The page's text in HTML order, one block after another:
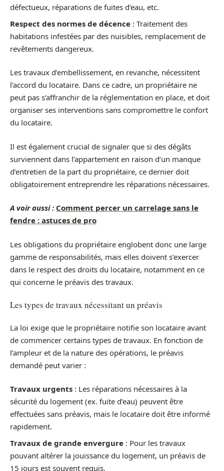
défectueux, réparations de fuites d’eau, etc.
Respect des normes de décence : Traitement des
habitations infestées par des nuisibles, remplacement de
revêtements dangereux.
Les travaux d’embellissement, en revanche, nécessitent
l’accord du locataire. Dans ce cadre, un propriétaire ne
peut pas s’affranchir de la réglementation en place, et doit
organiser ses interventions sans compromettre le confort
du locataire.
Il est également crucial de signaler que si des dégâts
surviennent dans l’appartement en raison d’un manque
d’entretien de la part du propriétaire, ce dernier doit
obligatoirement entreprendre les réparations nécessaires.
A voir aussi : Comment percer un carrelage sans le
fendre : astuces de pro
Les obligations du propriétaire englobent donc une large
gamme de responsabilités, mais elles doivent s’exercer
dans le respect des droits du locataire, notamment en ce
qui concerne le préavis des travaux.
Les types de travaux nécessitant un préavis
La loi exige que le propriétaire notifie son locataire avant
de commencer certains types de travaux. En fonction de
l’ampleur et de la nature des opérations, le préavis
demandé peut varier :
Travaux urgents : Les réparations nécessaires à la
sécurité du logement (ex. fuite d’eau) peuvent être
effectuées sans préavis, mais le locataire doit être informé
rapidement.
Travaux de grande envergure : Pour les travaux
pouvant altérer la jouissance du logement, un préavis de
15 jours est souvent requis.